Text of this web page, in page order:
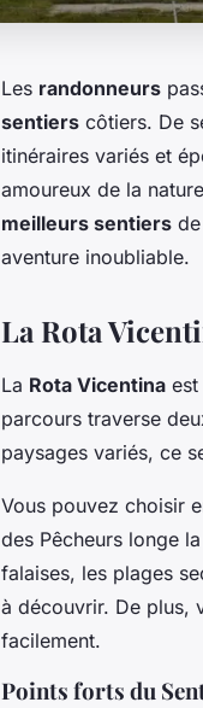
Les randonneurs
sentiers côtiers. De
itinéraires variés et
amoureux de la
meilleurs sentiers
aventure inoubliable.
La Rota
La Rota Vicentina
parcours traverse
paysages variés, ce
Vous pouvez choisir
des Pêcheurs longe
falaises, les plages
à découvrir. De plus,
facilement.
Points forts du